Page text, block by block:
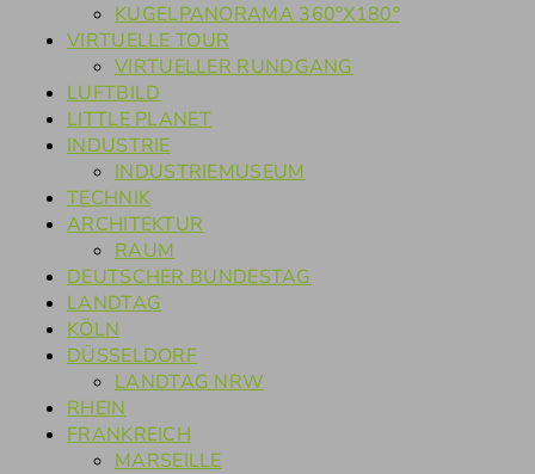
KUGELPANORAMA 360°X180°
VIRTUELLE TOUR
VIRTUELLER RUNDGANG
LUFTBILD
LITTLE PLANET
INDUSTRIE
INDUSTRIEMUSEUM
TECHNIK
ARCHITEKTUR
RAUM
DEUTSCHER BUNDESTAG
LANDTAG
KÖLN
DÜSSELDORF
LANDTAG NRW
RHEIN
FRANKREICH
MARSEILLE